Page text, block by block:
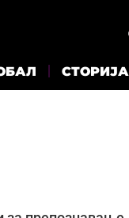
СТОРИЈА